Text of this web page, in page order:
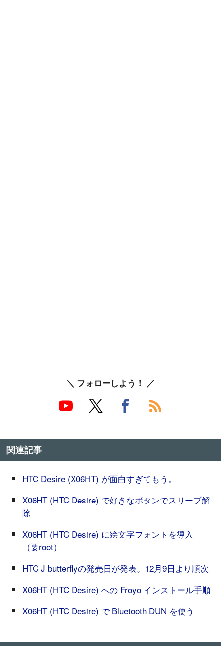
＼ フォローしよう！ ／
関連記事
HTC Desire (X06HT) が面白すぎてもう。
X06HT (HTC Desire) で好きなボタンでスリープ解
除
X06HT (HTC Desire) に絵文字フォントを導入
（要root）
HTC J butterflyの発売日が発表。12月9日より順次
X06HT (HTC Desire) への Froyo インストール手順
X06HT (HTC Desire) で Bluetooth DUN を使う